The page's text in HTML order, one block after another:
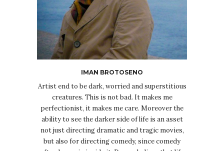
IMAN BROTOSENO
Artist end to be dark, worried and superstitious
creatures. This is not bad. It makes me
perfectionist, it makes me care. Moreover the
ability to see the darker side of life is an asset
not just directing dramatic and tragic movies,
but also for directing comedy, since comedy